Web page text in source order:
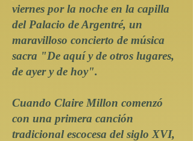
viernes por la noche en la capilla
del Palacio de Argentré, un
maravilloso concierto de música
sacra "De aquí y de otros lugares,
de ayer y de hoy".
Cuando Claire Millon comenzó
con una primera canción
tradicional escocesa del siglo XVI,